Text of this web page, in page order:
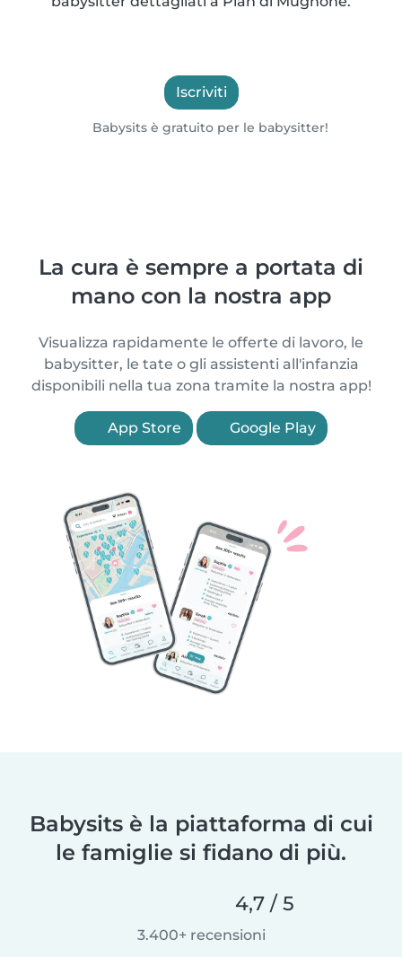
Iscriviti
Babysits è gratuito per le babysitter!
La cura è sempre a portata di
mano con la nostra app
Visualizza rapidamente le offerte di lavoro, le
babysitter, le tate o gli assistenti all'infanzia
disponibili nella tua zona tramite la nostra app!
App Store Google Play
Babysits è la piattaforma di cui
le famiglie si fidano di più.
4,7 / 5
3.400+ recensioni